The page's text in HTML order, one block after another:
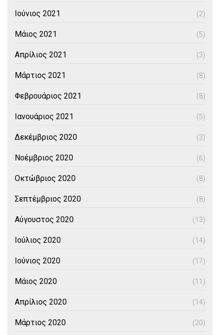
Ιούνιος 2021 (2)
Μάιος 2021 (5)
Απρίλιος 2021 (3)
Μάρτιος 2021 (8)
Φεβρουάριος 2021 (8)
Ιανουάριος 2021 (5)
Δεκέμβριος 2020 (3)
Νοέμβριος 2020 (6)
Οκτώβριος 2020 (8)
Σεπτέμβριος 2020 (8)
Αύγουστος 2020 (13)
Ιούλιος 2020 (14)
Ιούνιος 2020 (17)
Μάιος 2020 (11)
Απρίλιος 2020 (14)
Μάρτιος 2020 (20)